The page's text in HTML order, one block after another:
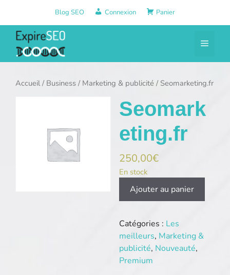
contenu
Blog SEO Connexion Panier
Menu
Accueil/ Business / Marketing & publicité / Seomarketing.fr
Seomark
eting.fr
250,00€
En stock
quantité
Ajouter au panier
Catégories : Les
meilleurs, Marketing &
publicité, Nouveauté,
Premium